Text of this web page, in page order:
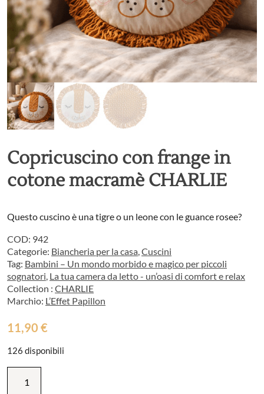
Copricuscino con frange in
cotone macramè CHARLIE
Questo cuscino è una tigre o un leone con le guance rosee?
COD: 942
Categorie: Biancheria per la casa,Cuscini
Tag: Bambini – Un mondo morbido e magico per piccoli
sognatori, La tua camera da letto - un’oasi di comfort e relax
Collection : CHARLIE
Marchio: L’Effet Papillon
11,90 €
126 disponibili